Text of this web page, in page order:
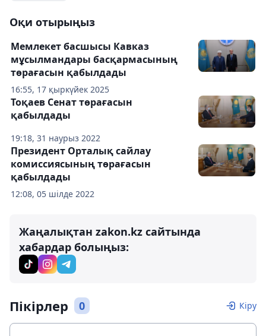
Оқи отырыңыз
16:55, 17 қыркүйек 2025
Мемлекет басшысы Кавказ
мұсылмандары басқармасының
төрағасын қабылдады
19:18, 31 наурыз 2022
Тоқаев Сенат төрағасын
қабылдады
12:08, 05 шілде 2022
Президент Орталық сайлау
комиссиясының төрағасын
қабылдады
Жаңалықтан zakon.kz сайтында
хабардар болыңыз:
Пікірлер 0 Кіру